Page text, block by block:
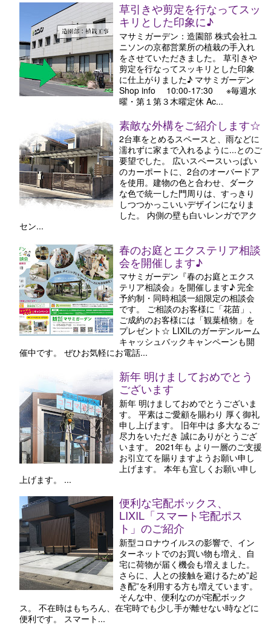
草引きや剪定を行なってスッ
キリとした印象に♪
マサミガーデン：造園部 株式会社ユ
ニソンの京都営業所の植栽の手入れ
をさせていただきました。 草引きや
剪定を行なってスッキリとした印象
に仕上がりました♪ マサミガーデン
Shop info 10:00-17:30 ※毎週水
曜・第１第３木曜定休 Ac...
素敵な外構をご紹介します☆
2台車をとめるスペースと、雨などに
濡れずに家まで入れるように...とのご
要望でした。 広いスペースいっぱい
のカーポートに、2台のオーバードア
を使用。建物の色と合わせ、ダーク
な色で統一した門周りは、すっきり
しつつかっこいいデザインになりま
した。 内側の壁も白いレンガでアク
セン...
春のお庭とエクステリア相談
会を開催します♪
マサミガーデン『春のお庭とエクス
テリア相談会』を開催します♪ 完全
予約制・同時相談一組限定の相談会
です。 ご相談のお客様に「花苗」、
ご成約のお客様には「観葉植物」を
プレゼント☆ LIXILのガーデンルーム
キャッシュバックキャンペーンも開
催中です。 ぜひお気軽にお電話...
新年 明けましておめでとう
ございます
新年 明けましておめでとうございま
す。 平素はご愛顧を賜わり 厚く御礼
申し上げます。 旧年中は 多大なるご
尽力をいただき 誠にありがとうござ
います。 2021年も より一層のご支援
お引立てを賜りますようお願い申し
上げます。 本年も宜しくお願い申し
上げます。 ...
便利な宅配ボックス、
LIXIL「スマート宅配ポス
ト」のご紹介
新型コロナウイルスの影響で、イン
ターネットでのお買い物も増え、自
宅に荷物が届く機会も増えました。
さらに、人との接触を避けるため”起
き配”を利用する方も増えています。
そんな中、便利なのが宅配ボック
ス。 不在時はもちろん、在宅時でも少し手が離せない時などに
便利です。 スマート...